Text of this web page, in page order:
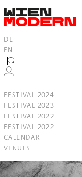
springen
DE
EN
FESTIVAL 2024
FESTIVAL 2023
FESTIVAL 2022
FESTIVAL 2022
CALENDAR
VENUES